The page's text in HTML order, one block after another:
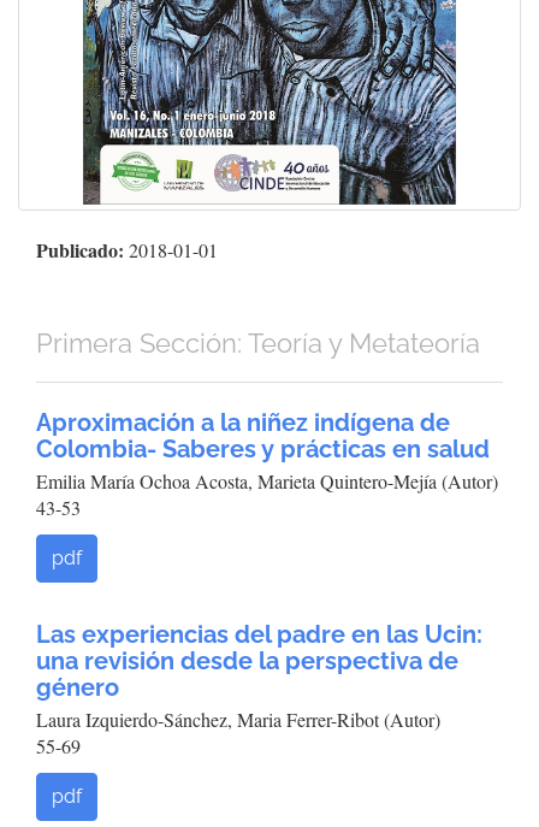
Publicado: 2018-01-01
Primera Sección: Teoría y Metateoría
Aproximación a la niñez indígena de
Colombia- Saberes y prácticas en salud
Emilia María Ochoa Acosta, Marieta Quintero-Mejía (Autor)
43-53
pdf
Las experiencias del padre en las Ucin:
una revisión desde la perspectiva de
género
Laura Izquierdo-Sánchez, Maria Ferrer-Ribot (Autor)
55-69
pdf